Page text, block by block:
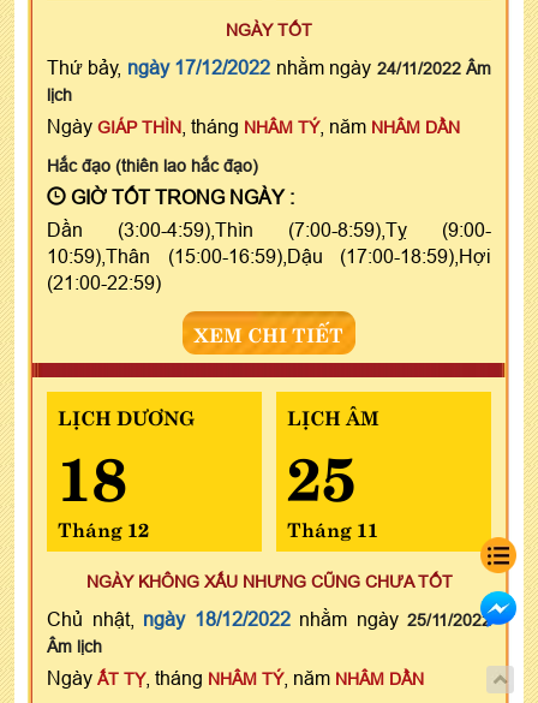
NGÀY TỐT
Thứ bảy, ngày 17/12/2022 nhằm ngày 24/11/2022 Âm
lịch
Ngày GIÁP THÌN , tháng NHÂM TÝ, năm NHÂM DẦN
Hắc đạo (thiên lao hắc đạo)
GIỜ TỐT TRONG NGÀY :
Dần (3:00-4:59),Thìn (7:00-8:59),Tỵ (9:00-
10:59),Thân (15:00-16:59),Dậu (17:00-18:59),Hợi
(21:00-22:59)
XEM CHI TIẾT
LỊCH DƯƠNG
18
Tháng 12
LỊCH ÂM
25
Tháng 11
NGÀY KHÔNG XẤU NHƯNG CŨNG CHƯA TỐT
Chủ nhật, ngày 18/12/2022nhằm ngày 25/11/2022
Âm lịch
Ngày ẤT TỴ, tháng NHÂM TÝ, năm NHÂM DẦN